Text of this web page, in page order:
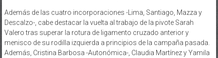
Además de las cuatro incorporaciones -Lima, Santiago, Mazza y
Descalzo-, cabe destacar la vuelta al trabajo de la pivote Sarah
Valero tras superar la rotura de ligamento cruzado anterior y
menisco de su rodilla izquierda a principios de la campaña pasada.
Además, Cristina Barbosa -Autonómica-, Claudia Martínez y Yamila